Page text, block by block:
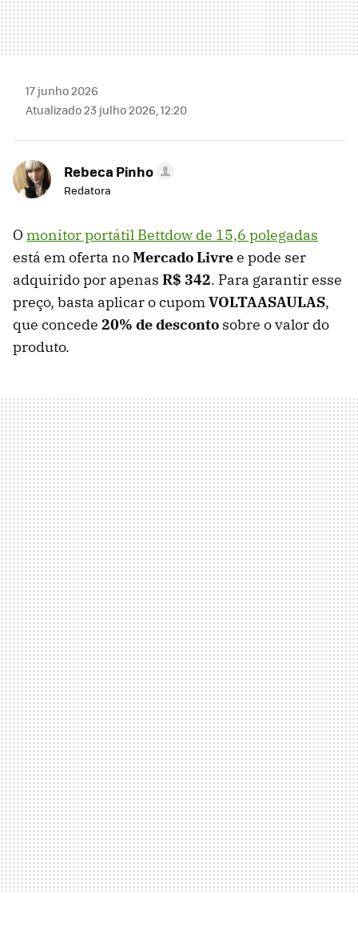
17 junho 2026
Atualizado 23 julho 2026, 12:20
Rebeca Pinho
Redatora
O monitor portátil Bettdow de 15,6 polegadas
está em oferta noMercado Livree pode ser
adquirido por apenas R$ 342. Para garantir esse
preço, basta aplicar o cupomVOLTAASAULAS,
que concede 20% de desconto sobre o valor do
produto.